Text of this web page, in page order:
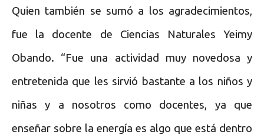
Quien también se sumó a los agradecimientos,
fue la docente de Ciencias Naturales Yeimy
Obando. “Fue una actividad muy novedosa y
entretenida que les sirvió bastante a los niños y
niñas y a nosotros como docentes, ya que
enseñar sobre la energía es algo que está dentro